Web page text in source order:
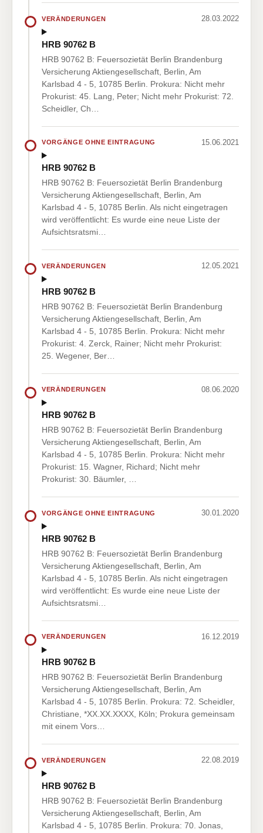
VERÄNDERUNGEN 28.03.2022
HRB 90762 B
HRB 90762 B: Feuersozietät Berlin Brandenburg
Versicherung Aktiengesellschaft, Berlin, Am
Karlsbad 4 - 5, 10785 Berlin. Prokura: Nicht mehr
Prokurist: 45. Lang, Peter; Nicht mehr Prokurist: 72.
Scheidler, Ch…
VORGÄNGE OHNE EINTRAGUNG 15.06.2021
HRB 90762 B
HRB 90762 B: Feuersozietät Berlin Brandenburg
Versicherung Aktiengesellschaft, Berlin, Am
Karlsbad 4 - 5, 10785 Berlin. Als nicht eingetragen
wird veröffentlicht: Es wurde eine neue Liste der
Aufsichtsratsmi…
VERÄNDERUNGEN 12.05.2021
HRB 90762 B
HRB 90762 B: Feuersozietät Berlin Brandenburg
Versicherung Aktiengesellschaft, Berlin, Am
Karlsbad 4 - 5, 10785 Berlin. Prokura: Nicht mehr
Prokurist: 4. Zerck, Rainer; Nicht mehr Prokurist:
25. Wegener, Ber…
VERÄNDERUNGEN 08.06.2020
HRB 90762 B
HRB 90762 B: Feuersozietät Berlin Brandenburg
Versicherung Aktiengesellschaft, Berlin, Am
Karlsbad 4 - 5, 10785 Berlin. Prokura: Nicht mehr
Prokurist: 15. Wagner, Richard; Nicht mehr
Prokurist: 30. Bäumler, …
VORGÄNGE OHNE EINTRAGUNG 30.01.2020
HRB 90762 B
HRB 90762 B: Feuersozietät Berlin Brandenburg
Versicherung Aktiengesellschaft, Berlin, Am
Karlsbad 4 - 5, 10785 Berlin. Als nicht eingetragen
wird veröffentlicht: Es wurde eine neue Liste der
Aufsichtsratsmi…
VERÄNDERUNGEN 16.12.2019
HRB 90762 B
HRB 90762 B: Feuersozietät Berlin Brandenburg
Versicherung Aktiengesellschaft, Berlin, Am
Karlsbad 4 - 5, 10785 Berlin. Prokura: 72. Scheidler,
Christiane, *XX.XX.XXXX, Köln; Prokura gemeinsam
mit einem Vors…
VERÄNDERUNGEN 22.08.2019
HRB 90762 B
HRB 90762 B: Feuersozietät Berlin Brandenburg
Versicherung Aktiengesellschaft, Berlin, Am
Karlsbad 4 - 5, 10785 Berlin. Prokura: 70. Jonas,